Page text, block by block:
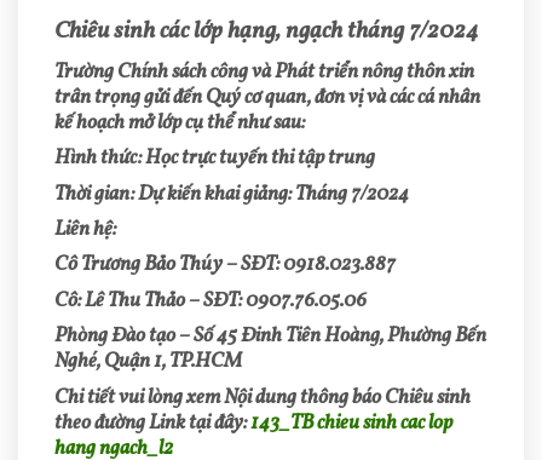
Chiêu sinh các lớp hạng, ngạch tháng 7/2024
Trường Chính sách công và Phát triển nông thôn xin
trân trọng gửi đến Quý cơ quan, đơn vị và các cá nhân
kế hoạch mở lớp cụ thể như sau:
Hình thức: Học trực tuyến thi tập trung
Thời gian: Dự kiến khai giảng: Tháng 7/2024
Liên hệ:
Cô Trương Bảo Thúy – SĐT: 0918.023.887
Cô: Lê Thu Thảo – SĐT: 0907.76.05.06
Phòng Đào tạo – Số 45 Đinh Tiên Hoàng, Phường Bến
Nghé, Quận 1, TP.HCM
Chi tiết vui lòng xem Nội dung thông báo Chiêu sinh
theo đường Link tại đây:143_TB chieu sinh cac lop
hang ngach_l2